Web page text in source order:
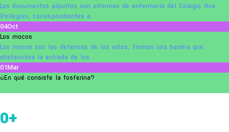
Los documentos adjuntos son informes de enfermería del Colegio Ana
Pellegrini, correspondientes a...
04Oct
Los mocos
Los mocos son las defensas de los niños, forman una barrera que
obstaculiza la entrada de los...
01Mar
¿En qué consiste la tosferina?
0